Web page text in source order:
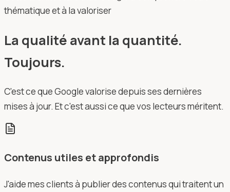
thématique et à la valoriser
La qualité avant la quantité.
Toujours.
C'est ce que Google valorise depuis ses dernières
mises à jour. Et c'est aussi ce que vos lecteurs méritent.
Contenus utiles et approfondis
J'aide mes clients à publier des contenus qui traitent un